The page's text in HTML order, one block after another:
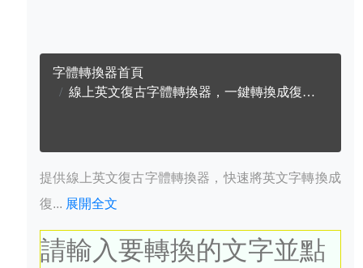
字體轉換器首頁
線上英文復古字體轉換器，一鍵轉換成復古英文字
提供線上英文復古字體轉換器，快速將英文字轉換成
復... 展開全文